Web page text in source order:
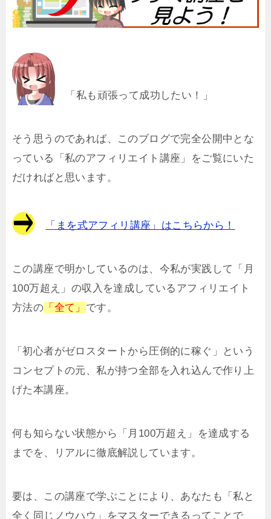
「私も頑張って成功したい！」
そう思うのであれば、このブログで完全公開中とな
っている「私のアフィリエイト講座」をご覧にいた
だければと思います。
「まを式アフィリ講座」はこちらから！
この講座で明かしているのは、今私が実践して「月
100万超え」の収入を達成しているアフィリエイト
方法の 「全て」 です。
「初心者がゼロスタートから圧倒的に稼ぐ」という
コンセプトの元、私が持つ全部を入れ込んで作り上
げた本講座。
何も知らない状態から「月100万超え」を達成する
までを、リアルに徹底解説しています。
要は、この講座で学ぶことにより、あなたも「私と
全く同じノウハウ」をマスターできるってことで